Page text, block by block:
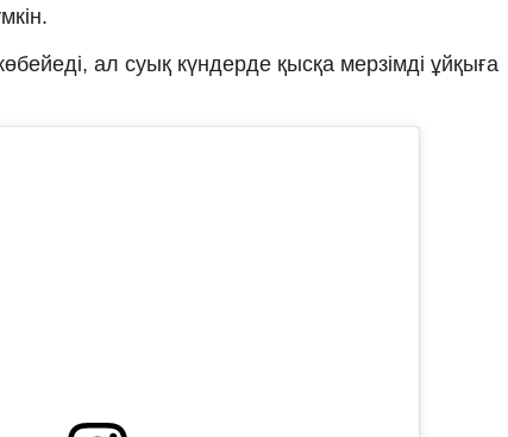
ал суық күндерде қысқа мерзімді ұйқыға